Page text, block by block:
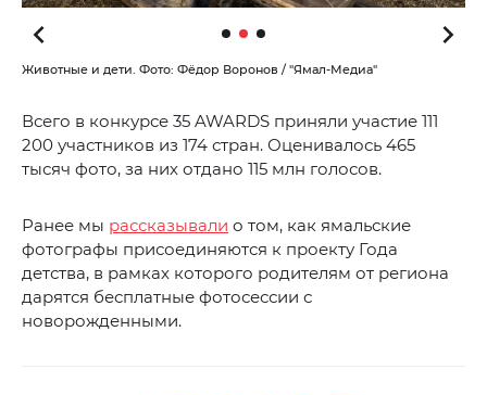
Животные и дети. Фото: Фёдор Воронов / "Ямал-Медиа"
Всего в конкурсе 35 AWARDS приняли участие 111
200 участников из 174 стран. Оценивалось 465
тысяч фото, за них отдано 115 млн голосов.
Ранее мы рассказывали о том, как ямальские
фотографы присоединяются к проекту Года
детства, в рамках которого родителям от региона
дарятся бесплатные фотосессии с
новорожденными.